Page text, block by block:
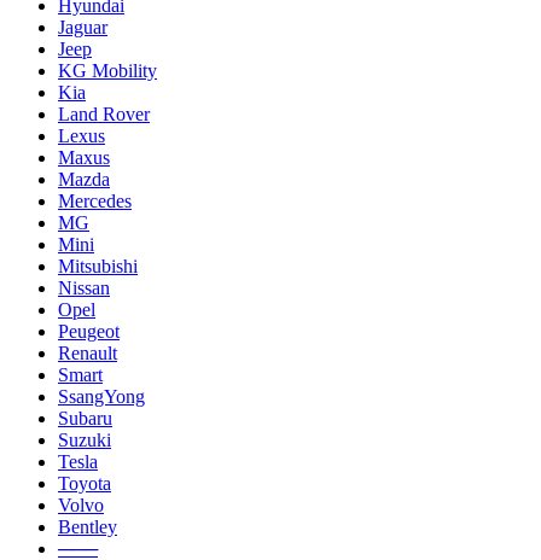
Hyundai
Jaguar
Jeep
KG Mobility
Kia
Land Rover
Lexus
Maxus
Mazda
Mercedes
MG
Mini
Mitsubishi
Nissan
Opel
Peugeot
Renault
Smart
SsangYong
Subaru
Suzuki
Tesla
Toyota
Volvo
Bentley
───